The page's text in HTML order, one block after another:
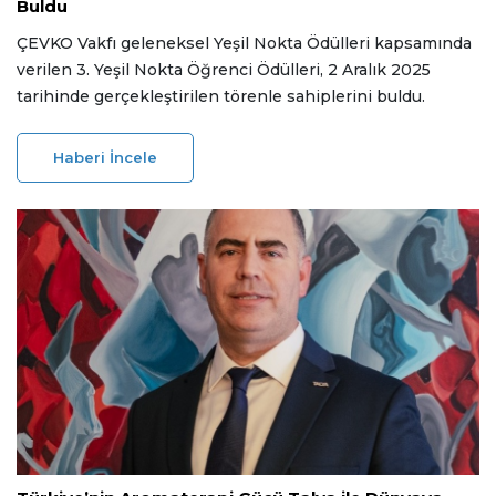
Buldu
ÇEVKO Vakfı geleneksel Yeşil Nokta Ödülleri kapsamında
verilen 3. Yeşil Nokta Öğrenci Ödülleri, 2 Aralık 2025
tarihinde gerçekleştirilen törenle sahiplerini buldu.
Haberi İncele
05 Aralık 2025